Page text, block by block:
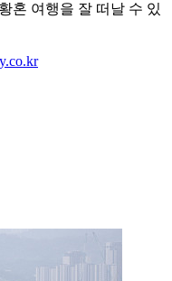
혼 여행을 잘 떠날 수 있